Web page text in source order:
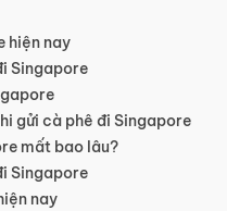
hiện nay
Singapore
gửi cà phê đi Singapore
mất bao lâu?
Singapore
nay